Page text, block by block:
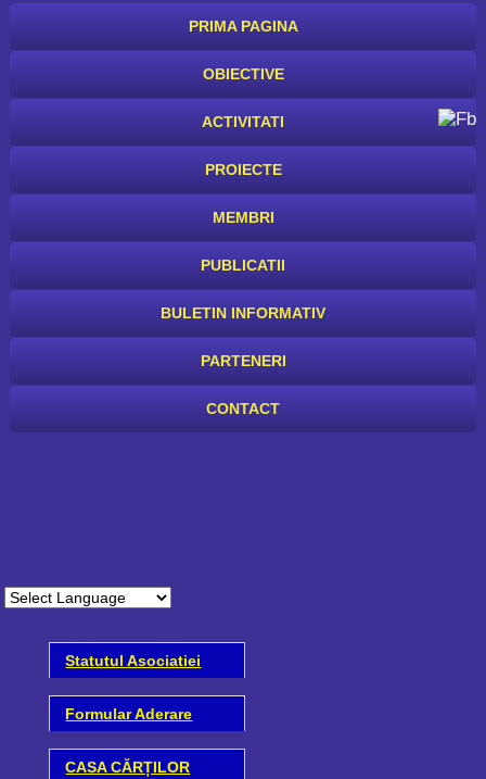
PRIMA PAGINA
OBIECTIVE
ACTIVITATI
PROIECTE
MEMBRI
PUBLICATII
BULETIN INFORMATIV
PARTENERI
CONTACT
Statutul Asociatiei
Formular Aderare
CASA CĂRȚILOR